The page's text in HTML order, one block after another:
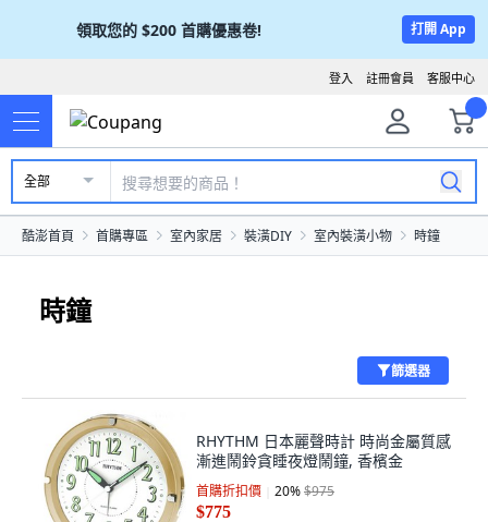
領取您的 $200 首購優惠卷! 打開 App
客服中心
註冊會員
登入
全部
酷澎首頁 首購專區 室內家居 裝潢DIY 室內裝潢小物 時鐘
時鐘
篩選器
RHYTHM 日本麗聲時計 時尚金屬質感
漸進鬧鈴貪睡夜燈鬧鐘, 香檳金
首購折扣價 20%$975
$775